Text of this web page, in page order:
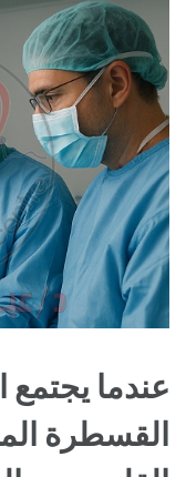
عندما يجتمع
القسطرة